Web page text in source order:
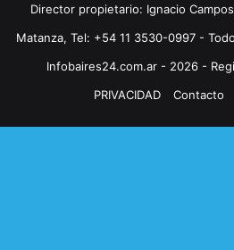
Director propietario: Ignacio
Matanza, Tel: +54 11 3530-0997 -
Infobaires24.com.ar - 2026 -
PRIVACIDAD
Contacto